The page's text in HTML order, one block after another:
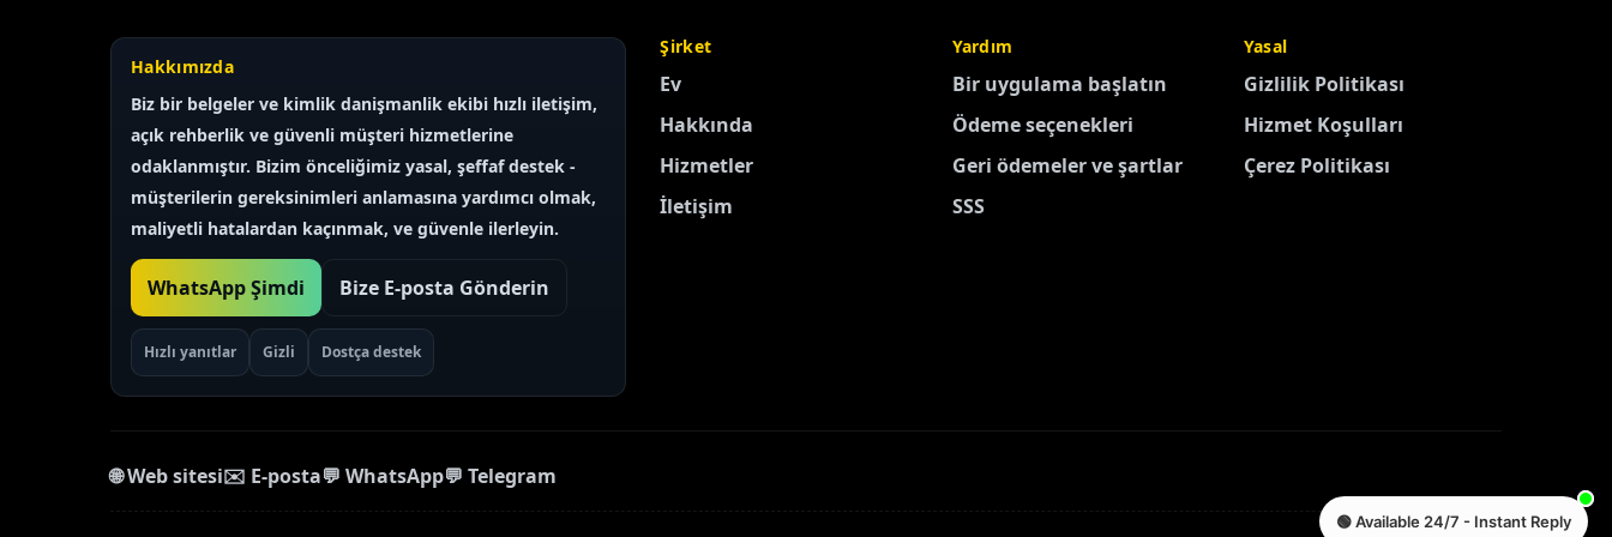
Hakkımızda
Biz bir belgeler ve kimlik danişmanlik eki̇bi̇ hızlı iletişim,
açık rehberlik ve güvenli müşteri hizmetlerine
odaklanmıştır. Bizim önceliğimiz yasal, şeffafdestek -
müşterilerin gereksinimleri anlamasına yardımcı olmak,
maliyetli hatalardan kaçınmak, ve güvenle ilerleyin.
WhatsApp Şimdi Bize E-posta Gönderin
Hızlı yanıtlar Gizli Dostça destek
Şirket
Ev
Hakkında
Hizmetler
İletişim
Yardım
Bir uygulama başlatın
Ödeme seçenekleri
Geri ödemeler ve şartlar
SSS
Yasal
Gizlilik Politikası
Hizmet Koşulları
Çerez Politikası
🌐 Web sitesi✉️ E-posta💬 WhatsApp💬 Telegram
🟢 Available 24/7 - Instant Reply
Italian
Polish
Swedish
French
Spanish
Arabic
Portuguese
Finnish